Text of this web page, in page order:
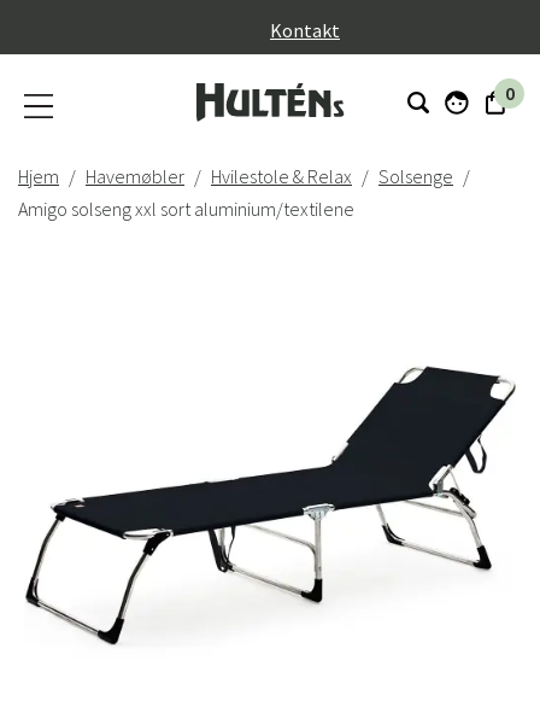
Kontakt
0
Hjem Havemøbler Hvilestole & Relax
Solsenge
Amigo solseng xxl sort aluminium/textilene